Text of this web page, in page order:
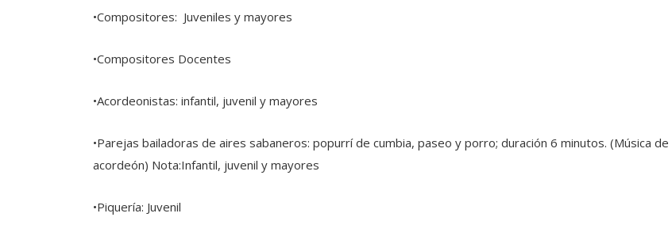
•Compositores: Juveniles y mayores
•Compositores Docentes
•Acordeonistas: infantil, juvenil y mayores
•Parejas bailadoras de aires sabaneros: popurrí de cumbia, paseo y porro; duración 6 minutos. (Música de
acordeón) Nota:Infantil, juvenil y mayores
•Piquería: Juvenil